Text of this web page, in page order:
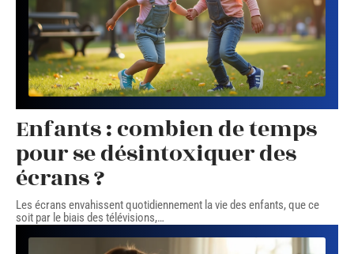
Enfants : combien de temps
pour se désintoxiquer des
écrans ?
Les écrans envahissent quotidiennement la vie des enfants, que ce
soit par le biais des télévisions,…